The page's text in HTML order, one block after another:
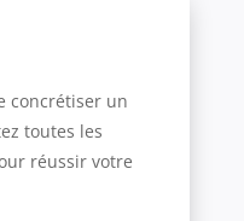
concrétiser un
toutes les
réussir votre